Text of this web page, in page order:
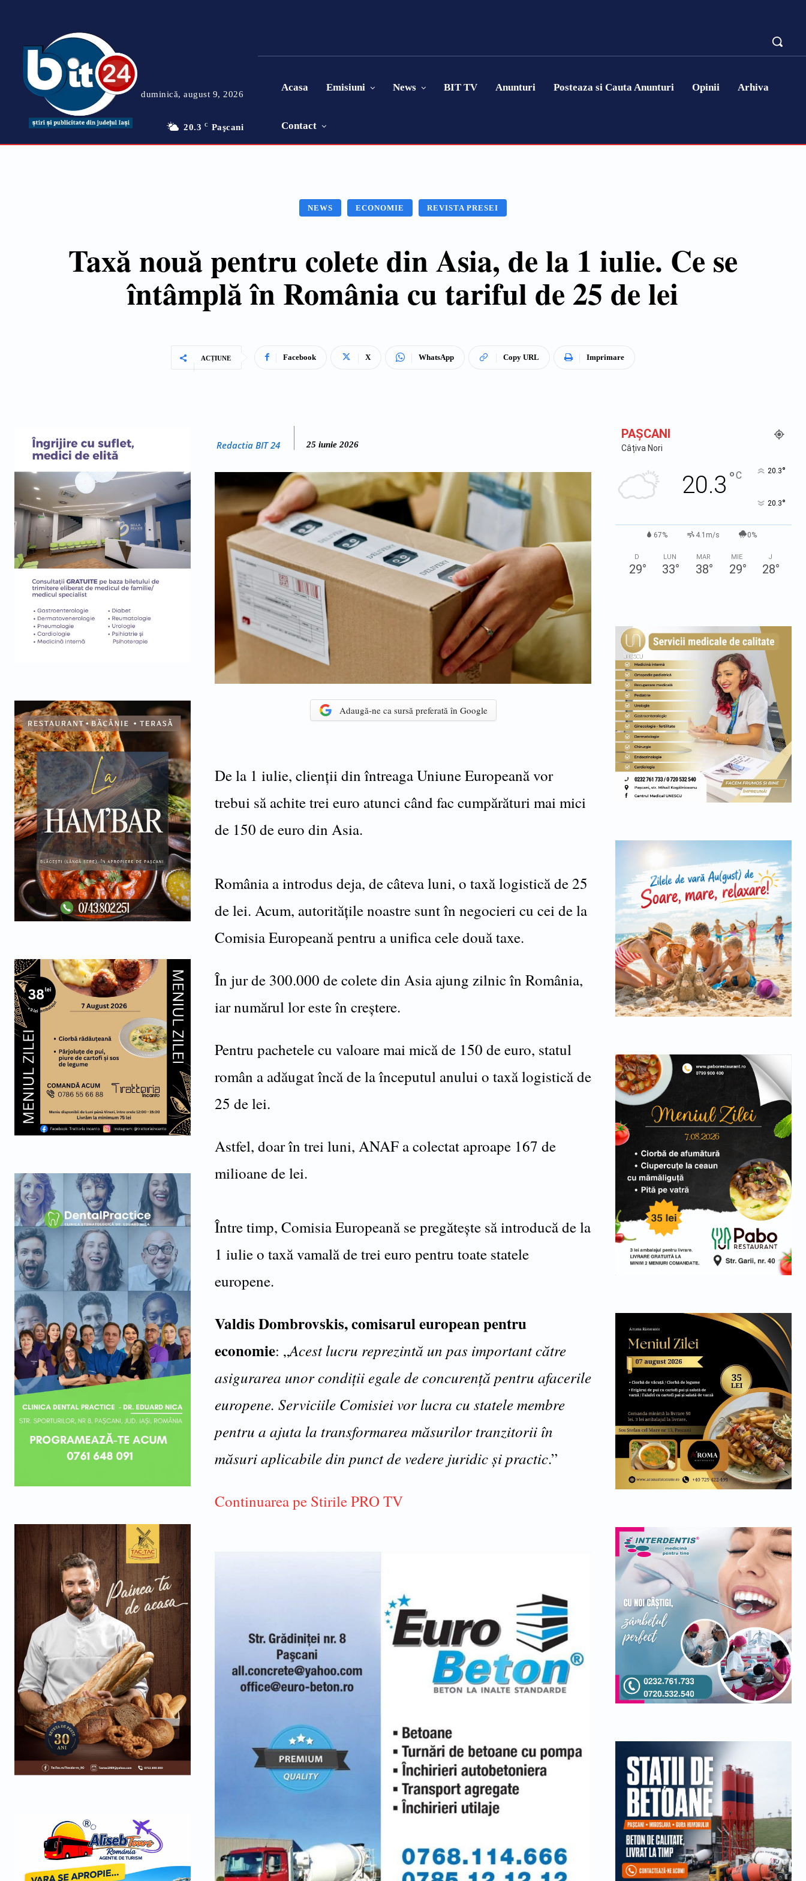
duminică, august 9, 2026
20.3 C Paşcani
Acasa Emisiuni News BIT TV Anunturi Posteaza si Cauta Anunturi Opinii Arhiva
Contact
NEWS ECONOMIE REVISTA PRESEI
Taxă nouă pentru colete din Asia, de la 1 iulie. Ce se
întâmplă în România cu tariful de 25 de lei
ACȚIUNE Facebook X WhatsApp Copy URL Imprimare
Redactia BIT 24 25 iunie 2026
Adaugă-ne ca sursă preferată în Google
De la 1 iulie, clienții din întreaga Uniune Europeană vor
trebui să achite trei euro atunci când fac cumpărături mai mici
de 150 de euro din Asia.
România a introdus deja, de câteva luni, o taxă logistică de 25
de lei. Acum, autoritățile noastre sunt în negocieri cu cei de la
Comisia Europeană pentru a unifica cele două taxe.
În jur de 300.000 de colete din Asia ajung zilnic în România,
iar numărul lor este în creștere.
Pentru pachetele cu valoare mai mică de 150 de euro, statul
român a adăugat încă de la începutul anului o taxă logistică de
25 de lei.
Astfel, doar în trei luni, ANAF a colectat aproape 167 de
milioane de lei.
Între timp, Comisia Europeană se pregătește să introducă de la
1 iulie o taxă vamală de trei euro pentru toate statele
europene.
Valdis Dombrovskis, comisarul european pentru
economie: „Acest lucru reprezintă un pas important către
asigurarea unor condiții egale de concurență pentru afacerile
europene. Serviciile Comisiei vor lucra cu statele membre
pentru a ajuta la transformarea măsurilor tranzitorii în
măsuri aplicabile din punct de vedere juridic și practic.”
Continuarea pe Stirile PRO TV
PAŞCANI
Câțiva Nori
20.3 °C 20.3°
20.3°
67% 4.1m/s 0%
D
29°
LUN
33°
MAR
38°
MIE
29°
J
28°